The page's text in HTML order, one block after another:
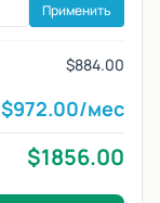
Применить
$884.00
$972.00/мес
$1856.00